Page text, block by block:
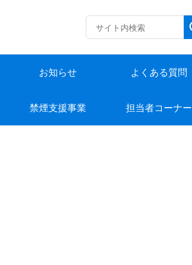
お知らせ よくある質問
禁煙支援事業 担当者コーナー